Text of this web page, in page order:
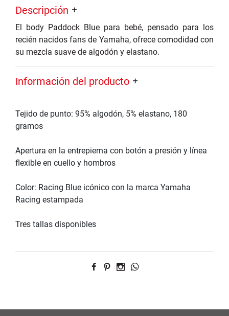
Descripción
El body Paddock Blue para bebé, pensado para los
recién nacidos fans de Yamaha, ofrece comodidad con
su mezcla suave de algodón y elastano.
Información del producto
Tejido de punto: 95% algodón, 5% elastano, 180
gramos
Apertura en la entrepierna con botón a presión y línea
flexible en cuello y hombros
Color: Racing Blue icónico con la marca Yamaha
Racing estampada
Tres tallas disponibles